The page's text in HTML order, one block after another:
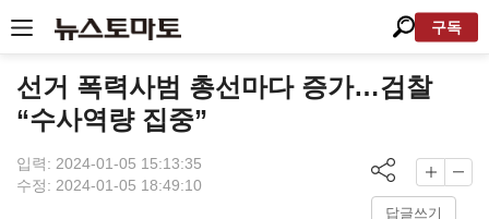
구독
선거 폭력사범 총선마다 증가…검찰
“수사역량 집중”
입력: 2024-01-05 15:13:35
수정: 2024-01-05 18:49:10
답글쓰기